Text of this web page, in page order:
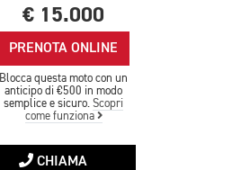
€ 15.000
PRENOTA ONLINE
Blocca questa moto con un
anticipo di €500 in modo
semplice e sicuro.Scopri
come funziona
CHIAMA